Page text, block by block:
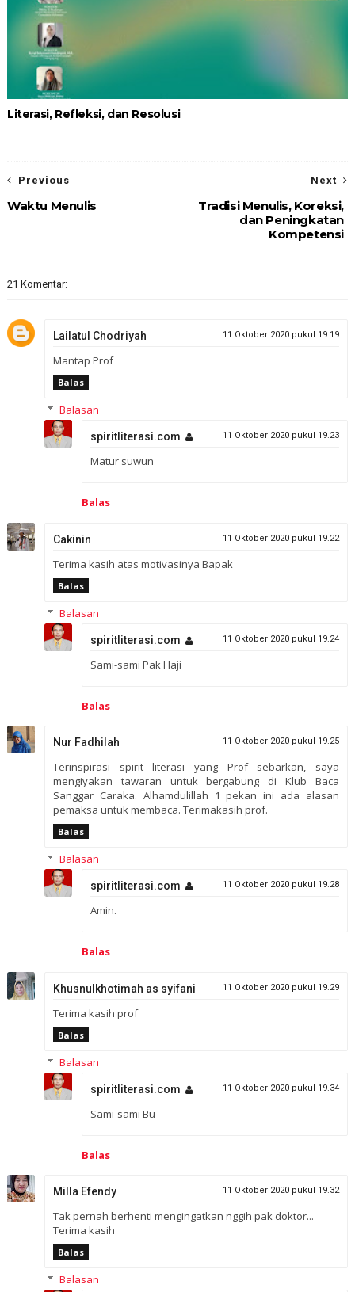
Literasi, Refleksi, dan Resolusi
Next
Tradisi Menulis, Koreksi,
dan Peningkatan
Kompetensi
Previous
Waktu Menulis
21 Komentar:
Lailatul Chodriyah 11 Oktober 2020 pukul 19.19
Mantap Prof
Balas
Balasan
spiritliterasi.com 11 Oktober 2020 pukul 19.23
Matur suwun
Balas
Cakinin 11 Oktober 2020 pukul 19.22
Terima kasih atas motivasinya Bapak
Balas
Balasan
spiritliterasi.com 11 Oktober 2020 pukul 19.24
Sami-sami Pak Haji
Balas
Nur Fadhilah 11 Oktober 2020 pukul 19.25
Terinspirasi spirit literasi yang Prof sebarkan, saya
mengiyakan tawaran untuk bergabung di Klub Baca
Sanggar Caraka. Alhamdulillah 1 pekan ini ada alasan
pemaksa untuk membaca. Terimakasih prof.
Balas
Balasan
spiritliterasi.com 11 Oktober 2020 pukul 19.28
Amin.
Balas
Khusnulkhotimah as syifani 11 Oktober 2020 pukul 19.29
Terima kasih prof
Balas
Balasan
spiritliterasi.com 11 Oktober 2020 pukul 19.34
Sami-sami Bu
Balas
Milla Efendy 11 Oktober 2020 pukul 19.32
Tak pernah berhenti mengingatkan nggih pak doktor...
Terima kasih
Balas
Balasan